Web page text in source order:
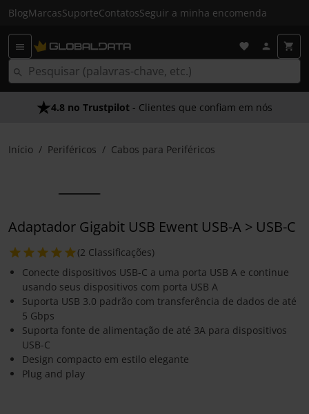
BlogMarcasSuporteContatosSeguir a minha encomenda
4.8 no Trustpilot - Clientes que confiam em nós
Início Periféricos Cabos para Periféricos
Adaptador Gigabit USB Ewent USB-A > USB-C
(2 Classificações)
Conecte dispositivos USB-C a uma porta USB A e continue
usando seus dispositivos com porta USB A
Suporta USB 3.0 padrão com transferência de dados de até
5 Gbps
Suporta fonte de alimentação de até 3A para dispositivos
USB-C
Design compacto em estilo elegante
Plug and play